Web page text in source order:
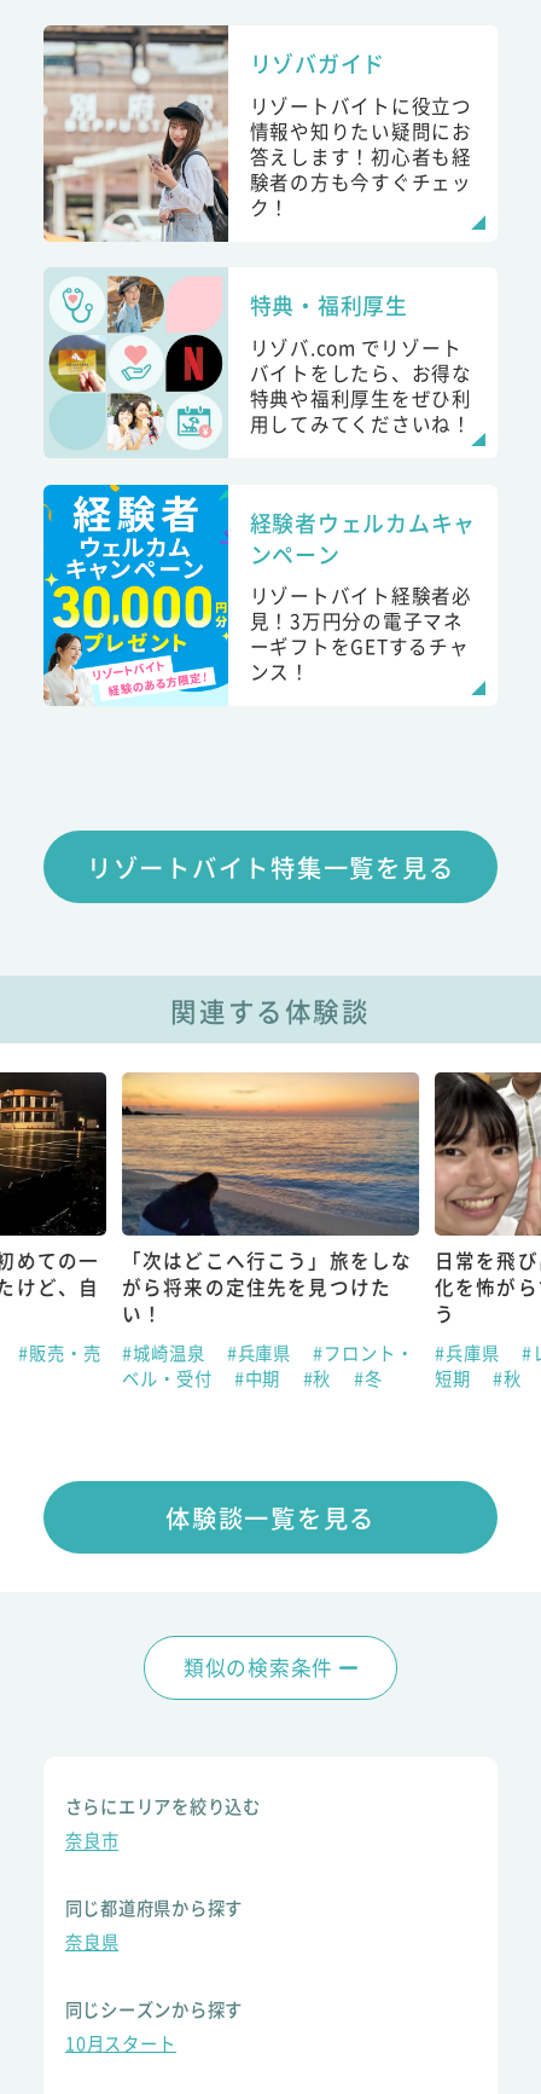
リゾバガイド
リゾートバイトに役立つ
情報や知りたい疑問にお
答えします！初心者も経
験者の方も今すぐチェッ
ク！
特典・福利厚生
リゾバ.com でリゾート
バイトをしたら、お得な
特典や福利厚生をぜひ利
用してみてくださいね！
経験者ウェルカムキャ
ンペーン
リゾートバイト経験者必
見！3万円分の電子マネ
ーギフトをGETするチャ
ンス！
リゾートバイト特集一覧を見る
関連する体験談
めての一
けど、自
#販売・売
「次はどこへ行こう」旅をしな
がら将来の定住先を見つけた
い！
#城崎温泉 #兵庫県
#フロント・
ベル・受付
#中期 #秋 #冬
日常を飛
化を怖が
う
#兵庫県
#
短期
#秋
体験談一覧を見る
類似の検索条件
さらにエリアを絞り込む
奈良市
同じ都道府県から探す
奈良県
同じシーズンから探す
10月スタート